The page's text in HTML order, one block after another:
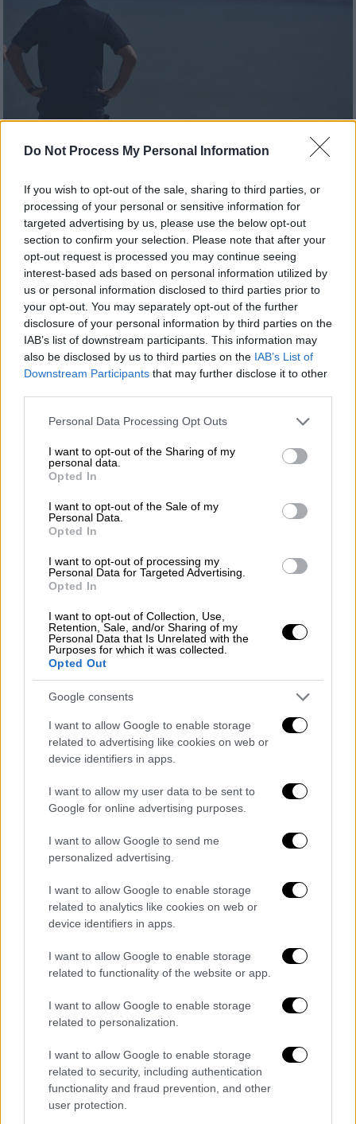
Do Not Process My Personal Information
If you wish to opt-out of the sale, sharing to third parties, or
processing of your personal or sensitive information for
targeted advertising by us, please use the below opt-out
section to confirm your selection. Please note that after your
opt-out request is processed you may continue seeing
interest-based ads based on personal information utilized by
us or personal information disclosed to third parties prior to
your opt-out. You may separately opt-out of the further
disclosure of your personal information by third parties on the
IAB’s list of downstream participants. This information may
also be disclosed by us to third parties on the IAB’s List of
Downstream Participants that may further disclose it to other
Please note that this website/app uses one or more Google
not limited to your visit or usage behaviour. You may click to
grant or deny consent to Google and its third-party tags to
use your data for below specified purposes in below Google
consent section.
Personal Data Processing Opt Outs
I want to opt-out of the Sharing of my
personal data.
Opted In
I want to opt-out of the Sale of my
Personal Data.
Opted In
I want to opt-out of processing my
Personal Data for Targeted Advertising.
Opted In
I want to opt-out of Collection, Use,
Retention, Sale, and/or Sharing of my
Personal Data that Is Unrelated with the
Purposes for which it was collected.
Opted Out
Google consents
I want to allow Google to enable storage
related to advertising like cookies on web or
device identifiers in apps.
I want to allow my user data to be sent to
Google for online advertising purposes.
I want to allow Google to send me
personalized advertising.
I want to allow Google to enable storage
related to analytics like cookies on web or
device identifiers in apps.
I want to allow Google to enable storage
related to functionality of the website or app.
I want to allow Google to enable storage
related to personalization.
I want to allow Google to enable storage
related to security, including authentication
functionality and fraud prevention, and other
user protection.
ΛΙΜΕΝΙΚΟ/EUROKINISSI/ ΒΑΣΙΛΗΣ ΠΑΠΑΔΟΠΟΥΛΟΣ
Προσθέστε το ΕΘΝΟΣ στη Google
Δύο αλλοδαποί ηλικίας72 και 77 ετών
συνελήφθησαν τη Δευτέρα από στελέχη της
Λιμενικής Αρχής Πορτοχελίουγιαασέλγεια
σε ανήλικο.
Σύμφωνα με το Λιμενικό, κατηγορούνται για
παράβαση του άρθρου 47 του Π.Κ. περί
«συνέργειας κατάχρησης ανίκανου προς
αντίσταση σε γενετήσια πράξη», καθώς και
του άρθρου 338 παρ. 1 του Π.Κ., περί
γενετήσια πράξη ».
καταγγελίαςαπόοικείο πρόσωπο του
ανηλίκου, για πράξεις που έγιναν σε χώρο
της μαρίνας Πορτοχελίου, ενώ οι
συλληφθέντες πρόκειται να οδηγηθούν
ενώπιον της Εισαγγελικής Αρχής Ναυπλίου.
Προανάκριση διενεργείται από το Α΄
Λιμενικό Τμήμα Πορτοχελίου του
Λιμεναρχείου Ναυπλίου.
ΟΛΕΣ ΟΙ ΕΙΔΗΣΕΙΣ
Εκλογές στην Αλβανία: Τα σενάρια μετά
τη νίκη Μπελέρη στη Χειμάρρα - Η
υπονοούμενα για ελληνική ανάμειξη
κηδείες και η χώρα στην εντατική – Ένα
βήμα από την Αποστασία και οι
Συνταγματάρχες στην Κερκόπορτα
Θρήνος στα Σφακιά: «Όλα έγιναν σε
πέντε λεπτά» - Τι είπε ο θείος του
25χρονου που πέθανε από
ηλεκτροπληξία
χρόνια μετά ένοχος ο πρώην
Μητροπολίτης Κιτίου Χρυσόστομος για
άσεμνη επίθεση σε 16χρονη
Δώρο στην ανάπτυξη από την βουτιά
του φυσικού αερίου - Ερχονται τα
δύσκολα από το 2024